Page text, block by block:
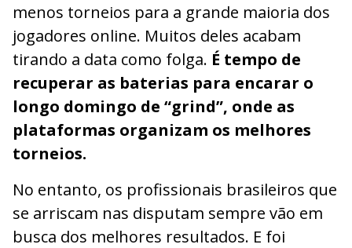
menos torneios para a grande maioria dos
jogadores online. Muitos deles acabam
tirando a data como folga. É tempo de
recuperar as baterias para encarar o
longo domingo de “grind”, onde as
plataformas organizam os melhores
torneios.
No entanto, os profissionais brasileiros que
se arriscam nas disputam sempre vão em
busca dos melhores resultados. E foi